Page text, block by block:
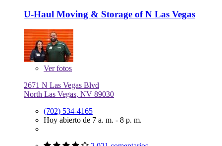
U-Haul Moving & Storage of N Las Vegas
Verfotos
2671 N Las Vegas Blvd
North Las Vegas, NV 89030
(702) 534-4165
Hoy abierto de 7 a. m. - 8 p. m.